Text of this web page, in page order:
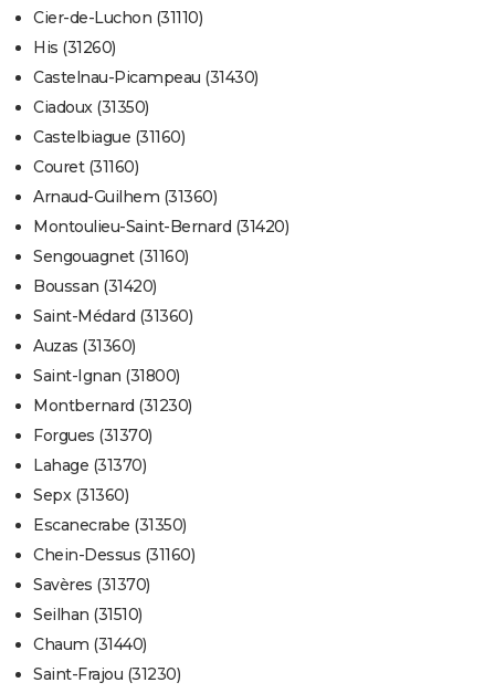
Cier-de-Luchon (31110)
His (31260)
Castelnau-Picampeau (31430)
Ciadoux (31350)
Castelbiague (31160)
Couret (31160)
Arnaud-Guilhem (31360)
Montoulieu-Saint-Bernard (31420)
Sengouagnet (31160)
Boussan (31420)
Saint-Médard (31360)
Auzas (31360)
Saint-Ignan (31800)
Montbernard (31230)
Forgues (31370)
Lahage (31370)
Sepx (31360)
Escanecrabe (31350)
Chein-Dessus (31160)
Savères (31370)
Seilhan (31510)
Chaum (31440)
Saint-Frajou (31230)